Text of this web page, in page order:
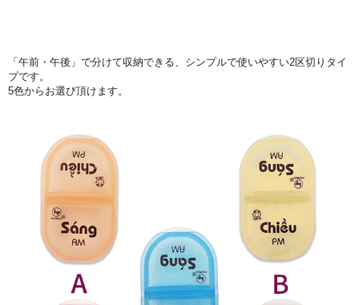
「午前・午後」で分けて収納できる、シンプルで使いやすい2区切りタイ
プです。
5色からお選び頂けます。